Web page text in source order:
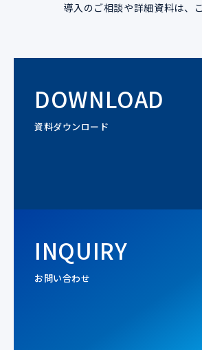
導入のご相談や詳細資料は、
DOWNLOAD
資料ダウンロード
INQUIRY
お問い合わせ